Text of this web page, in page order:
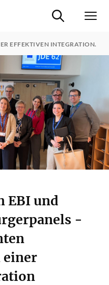
Suche ein-/
EFFEKTIVEN INTEGRATION.
EBI und
-
einer